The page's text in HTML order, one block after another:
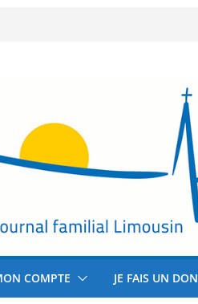
COMPTE JE FAIS UN DON